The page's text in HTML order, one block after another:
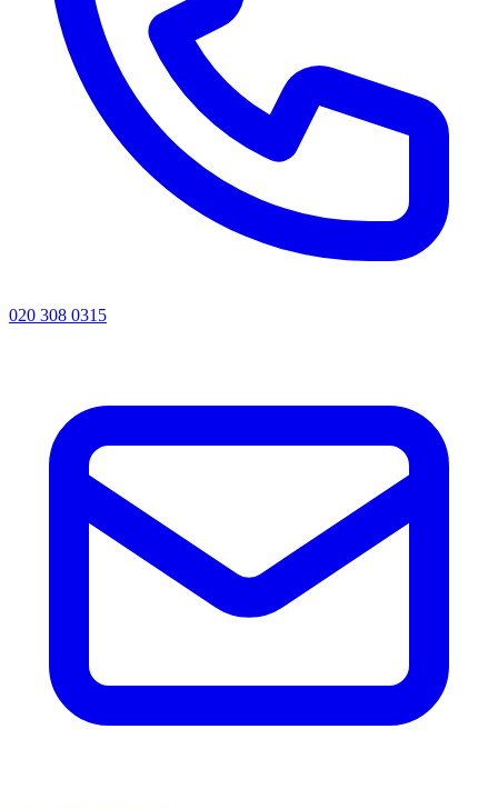
020 308 0315